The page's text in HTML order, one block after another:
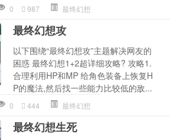
0 987 最终幻想
最终幻想攻
以下围绕“最终幻想攻”主题解决网友的
困惑 最终幻想1+2超详细攻略? 攻略1.
合理利用HP和MP 给角色装备上恢复H
P的魔法,然后找一些能力比较低的敌...
0 444 最终幻想
最终幻想生死